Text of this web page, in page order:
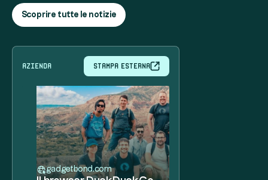
Scoprire tutte le notizie
azienda Stampa esterna
gadgetbond.com